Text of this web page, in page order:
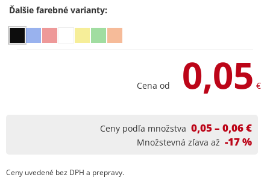
Ďalšie farebné varianty:
Cena od 0,05 €
Ceny podľa množstva 0,05 – 0,06 €
Množstevná zľava až -17 %
Ceny uvedené bez DPH a prepravy.